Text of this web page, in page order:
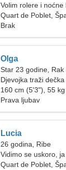
Volim rolere i noćne
Quart de Poblet,
Brak
Olga
Star 23 godine, Rak
Djevojka traži dečka
160 cm (5'3"), 55
Prava ljubav
Lucia
26 godina, Ribe
Vidimo se uskoro,
Quart de Poblet,